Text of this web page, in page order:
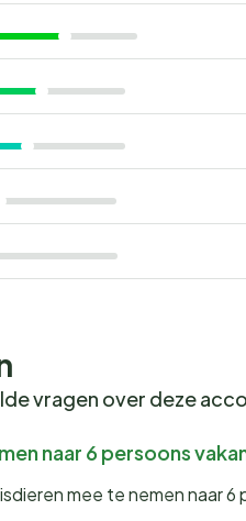
vragen over deze
naar 6 persoons
mee te nemen naar